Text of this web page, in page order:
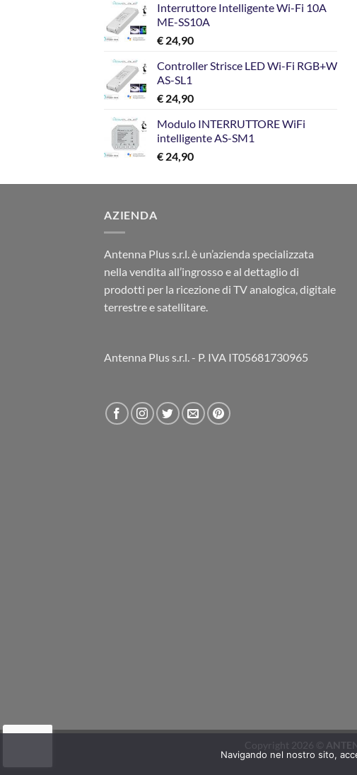
originale
era:
attuale
Interruttore Intelligente Wi-Fi 10A
ME-SS10A
€ 24,90
Controller Strisce LED Wi-Fi RGB+W
AS-SL1
€ 24,90
Modulo INTERRUTTORE WiFi
intelligente AS-SM1
€ 24,90
AZIENDA
Antenna Plus s.r.l. è un’azienda specializzata
nella vendita all’ingrosso e al dettaglio di
prodotti per la ricezione di TV analogica, digitale
terrestre e satellitare.
Antenna Plus s.r.l. - P. IVA IT05681730965
Copyright 2026 ©
Navigando nel nostro sito,